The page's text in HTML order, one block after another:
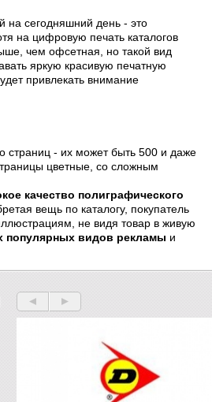
на сегодняшний день - это
на цифровую печать каталогов
чем офсетная, но такой вид
яркую красивую печатную
привлекать внимание
страниц - их может быть 500 и даже
цветные, со сложным
качество полиграфического
вещь по каталогу, покупатель
не видя товар в живую
популярных видов рекламы и